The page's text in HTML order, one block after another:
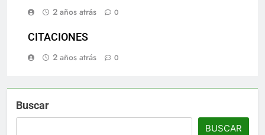
2 años atrás
0
CITACIONES
2 años atrás
0
Buscar
BUSCAR